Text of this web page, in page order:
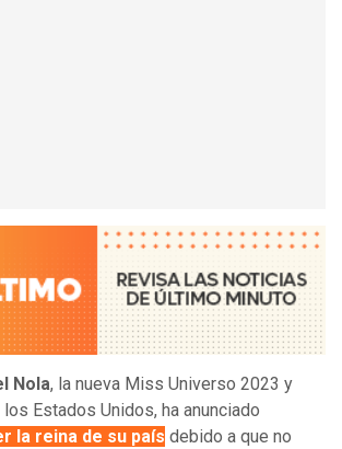
Nola, la nueva Miss Universo 2023 y
Estados Unidos, ha anunciado
la reina de su país debido a que no